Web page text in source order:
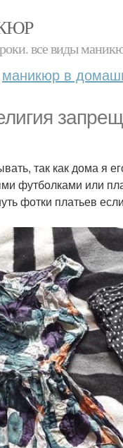
все виды
маникюр в
так как дома я
футболками или
фотки платьев